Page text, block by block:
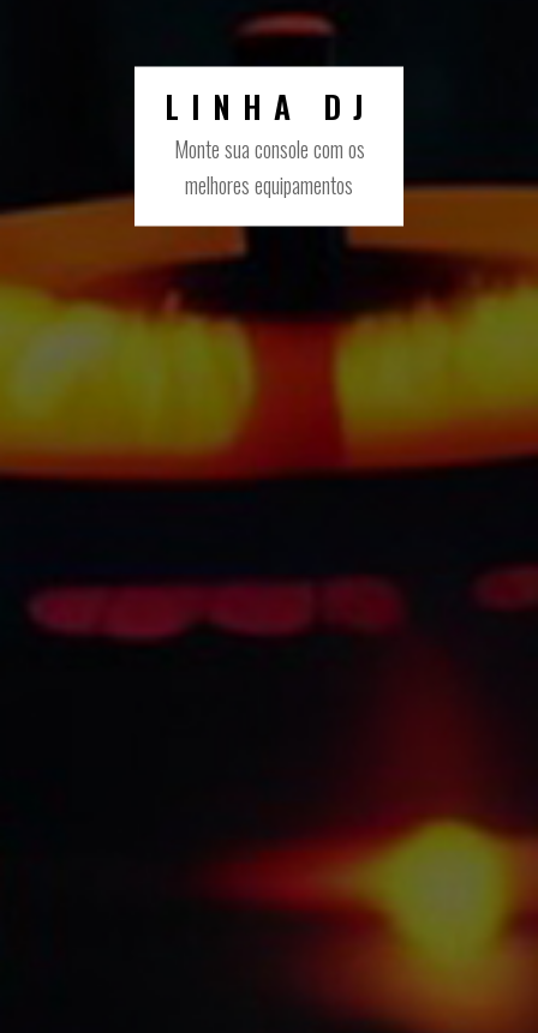
LINHA DJ
Monte sua console com os
melhores equipamentos